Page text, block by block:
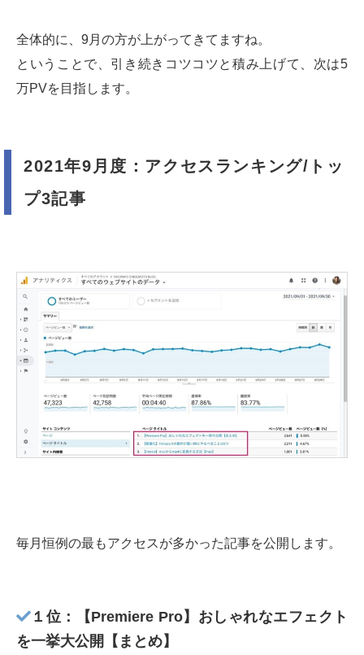
全体的に、9月の方が上がってきてますね。
ということで、引き続きコツコツと積み上げて、次は5
万PVを目指します。
2021年9月度：アクセスランキング/トッ
プ3記事
毎月恒例の最もアクセスが多かった記事を公開します。
１位：【Premiere Pro】おしゃれなエフェクト
を一挙大公開【まとめ】